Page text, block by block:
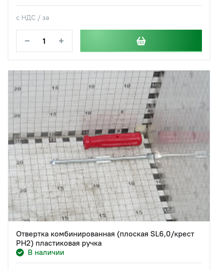
с НДС / за
− +
Отвертка комбинированная (плоская SL6,0/крест
PH2) пластиковая ручка
В наличии